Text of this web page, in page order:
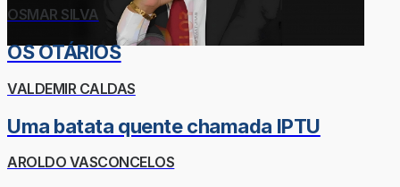
OSMAR SILVA
OS OTÁRIOS
VALDEMIR CALDAS
Uma batata quente chamada IPTU
AROLDO VASCONCELOS